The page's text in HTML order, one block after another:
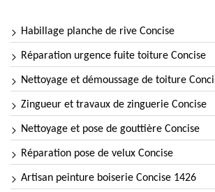
Habillage planche de rive Concise
Réparation urgence fuite toiture Concise
Nettoyage et démoussage de toiture
Zingueur et travaux de zinguerie Concise
Nettoyage et pose de gouttière Concise
Réparation pose de velux Concise
Artisan peinture boiserie Concise 1426